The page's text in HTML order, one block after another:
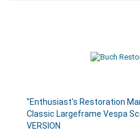
"Enthusiast's Restoration
Classic Largeframe Vespa
VERSION